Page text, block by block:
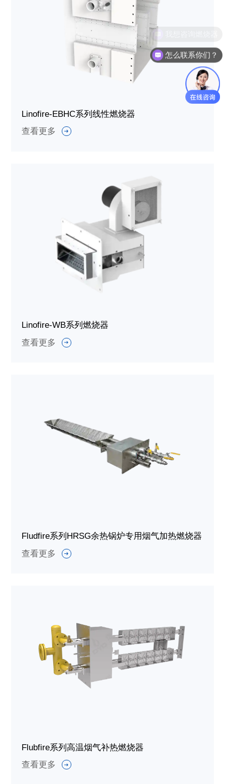
Linofire-EBHC系列线性燃烧器
查看更多
Linofire-WB系列燃烧器
查看更多
Fludfire系列HRSG余热锅炉专用烟气加热燃烧器
查看更多
Flubfire系列高温烟气补热燃烧器
查看更多
怎么联系你们？